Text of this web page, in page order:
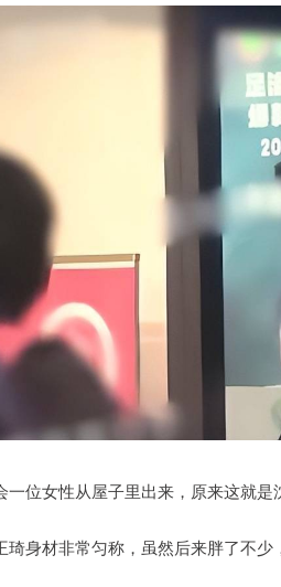
一位女性从屋子里出来，原来这就是
琦身材非常匀称，虽然后来胖了不少